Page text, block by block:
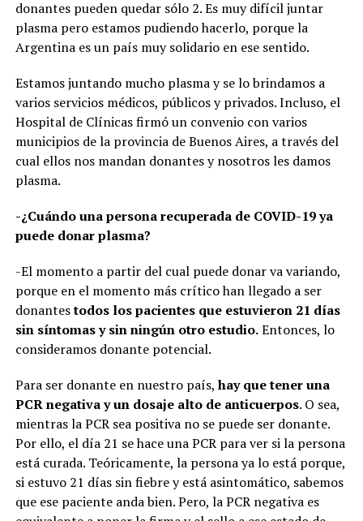
donantes pueden quedar sólo 2. Es muy difícil juntar
plasma pero estamos pudiendo hacerlo, porque la
Argentina es un país muy solidario en ese sentido.
Estamos juntando mucho plasma y se lo brindamos a
varios servicios médicos, públicos y privados. Incluso, el
Hospital de Clínicas firmó un convenio con varios
municipios de la provincia de Buenos Aires, a través del
cual ellos nos mandan donantes y nosotros les damos
plasma.
-¿Cuándo una persona recuperada de COVID-19 ya
puede donar plasma?
-El momento a partir del cual puede donar va variando,
porque en el momento más crítico han llegado a ser
donantestodos los pacientes que estuvieron 21 días
sin síntomas y sin ningún otro estudio.Entonces, lo
consideramos donante potencial.
Para ser donante en nuestro país,hay que tener una
PCR negativa y un dosaje alto de anticuerpos. O sea,
mientras la PCR sea positiva no se puede ser donante.
Por ello, el día 21 se hace una PCR para ver si la persona
está curada. Teóricamente, la persona ya lo está porque,
si estuvo 21 días sin fiebre y está asintomático, sabemos
que ese paciente anda bien. Pero, la PCR negativa es